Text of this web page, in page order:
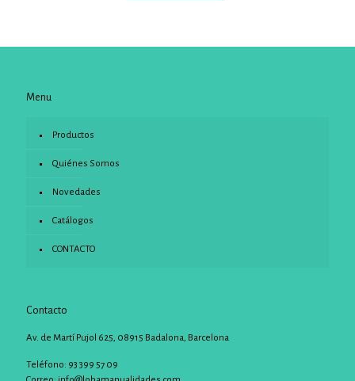
Menu
Productos
Quiénes Somos
Novedades
Catálogos
CONTACTO
Contacto
Av. de Martí Pujol 625, 08915 Badalona, Barcelona
Teléfono: 93 399 57 09